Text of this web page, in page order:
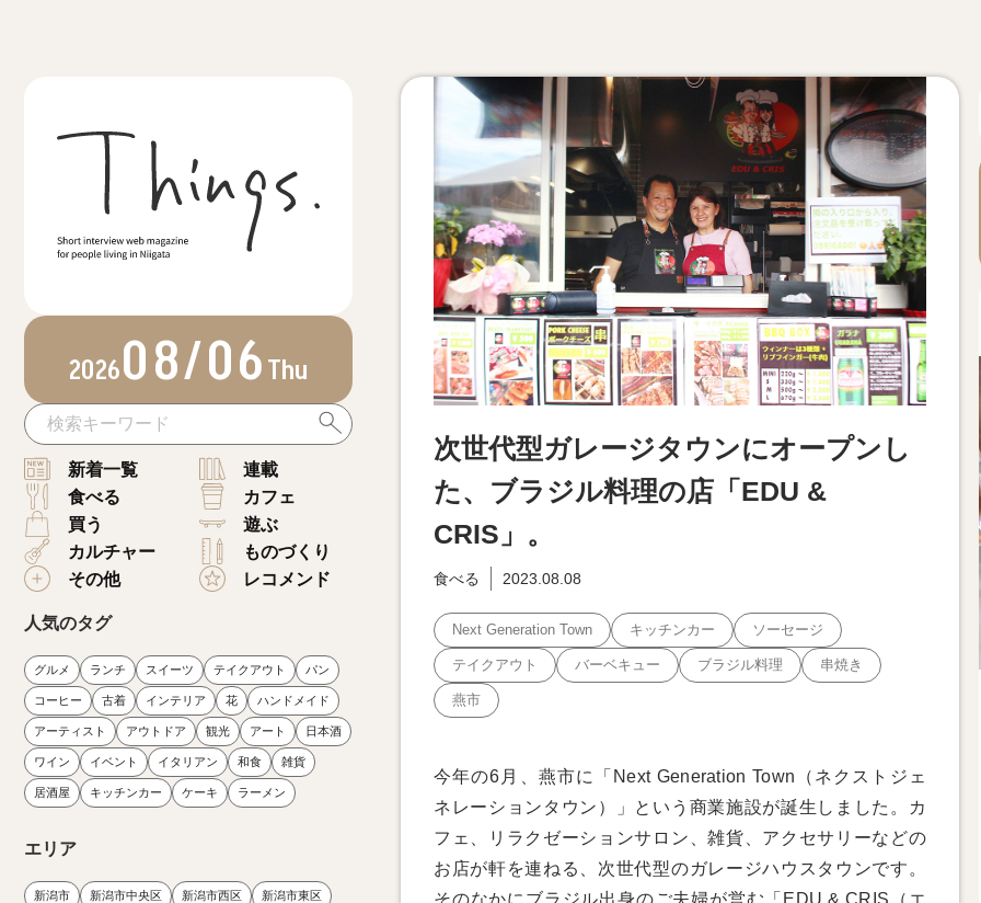
202608/06Thu
新着一覧
連載
食べる
カフェ
買う
遊ぶ
カルチャー
ものづくり
その他
レコメンド
人気のタグ
グルメ ランチ スイーツ テイクアウト パン
コーヒー 古着 インテリア 花 ハンドメイド
アーティスト アウトドア 観光 アート 日本酒
ワイン イベント イタリアン 和食 雑貨
居酒屋 キッチンカー ケーキ ラーメン
エリア
新潟市 新潟市中央区 新潟市西区 新潟市東区
次世代型ガレージタウンにオープンし
た、ブラジル料理の店「EDU &
CRIS」。
食べる 2023.08.08
Next Generation Town キッチンカー ソーセージ
テイクアウト バーベキュー ブラジル料理 串焼き
燕市
今年の6月、燕市に「Next Generation Town（ネクストジェ
ネレーションタウン）」という商業施設が誕生しました。カ
フェ、リラクゼーションサロン、雑貨、アクセサリーなどの
お店が軒を連ねる、次世代型のガレージハウスタウンです。
そのなかにブラジル出身のご夫婦が営む「EDU & CRIS（エ